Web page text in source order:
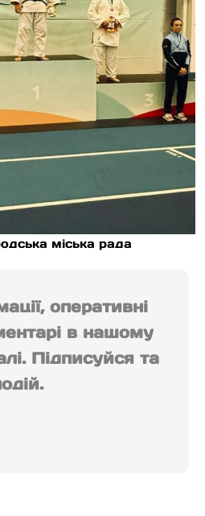
міська рада
оперативні
в нашому
Підписуйся та